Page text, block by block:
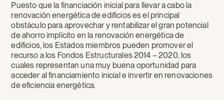
Puesto que la financiación inicial para llevar a cabo la
renovación energética de edificios es el principal
obstáculo para aprovechar y rentabilizar el gran potencial
de ahorro implícito en la renovación energética de
edificios, los Estados miembros pueden promover el
recurso a los Fondos Estructurales 2014 – 2020, los
cuales representan una muy buena oportunidad para
acceder al financiamiento inicial e invertir en renovaciones
de eficiencia energética.